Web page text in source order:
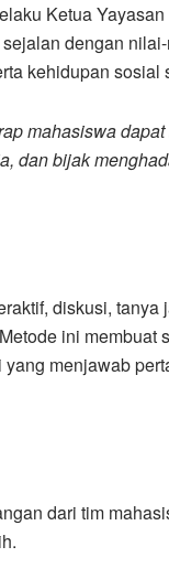
Ketua
dengan
kehidupan sosial
mahasiswa
dan bijak
diskusi, tanya
ini membuat
menjawab
dari tim